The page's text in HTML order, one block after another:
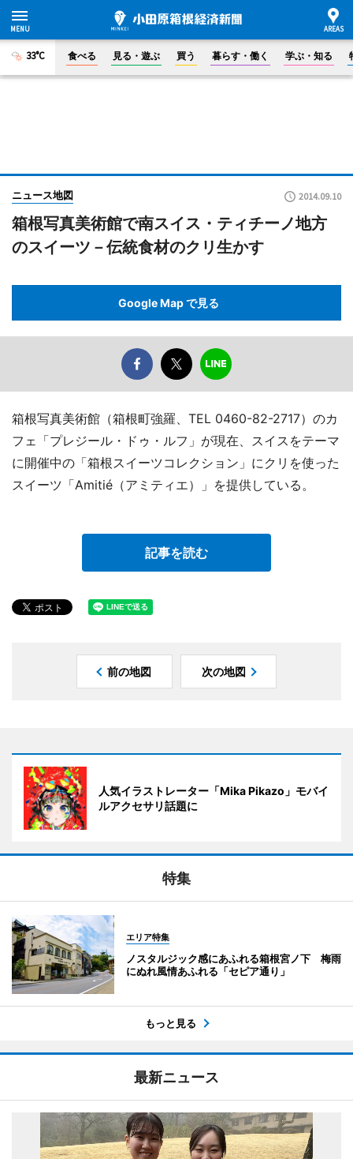
33°C 食べる 見る・遊ぶ 買う 暮らす・働く 学ぶ・知る
ニュース地図 2014.09.10
箱根写真美術館で南スイス・ティチーノ地方
のスイーツ－伝統食材のクリ生かす
Google Map で見る
箱根写真美術館（箱根町強羅、TEL 0460-82-2717）のカ
フェ「プレジール・ドゥ・ルフ」が現在、スイスをテーマ
に開催中の「箱根スイーツコレクション」にクリを使った
スイーツ「Amitié（アミティエ）」を提供している。
記事を読む
前の地図 次の地図
人気イラストレーター「Mika Pikazo」モバイ
ルアクセサリ話題に
特集
エリア特集
ノスタルジック感にあふれる箱根宮ノ下 梅雨
にぬれ風情あふれる「セピア通り」
もっと見る
最新ニュース